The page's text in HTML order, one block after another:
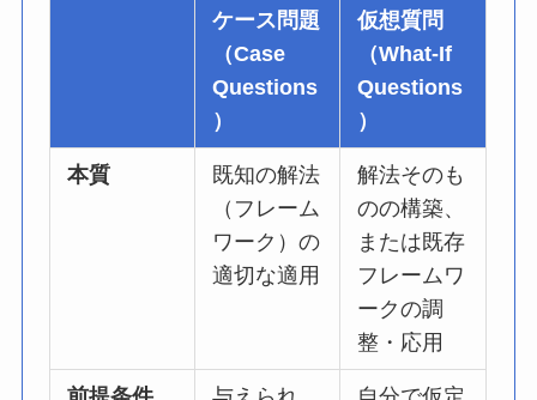
ケース問題
（Case
Questions
）
仮想質問
（What-If
Questions
）
本質
既知の解法
（フレーム
ワーク）の
適切な適用
解法そのも
のの構築、
または既存
フレームワ
ークの調
整・応用